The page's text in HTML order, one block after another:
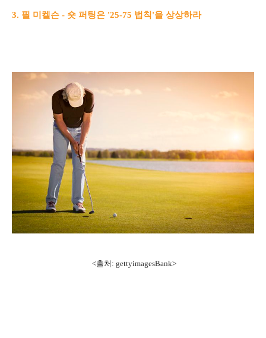
3. 필 미켈슨 - 숏 퍼팅은 '25-75 법칙'을 상상하라
<출처: gettyimagesBank>